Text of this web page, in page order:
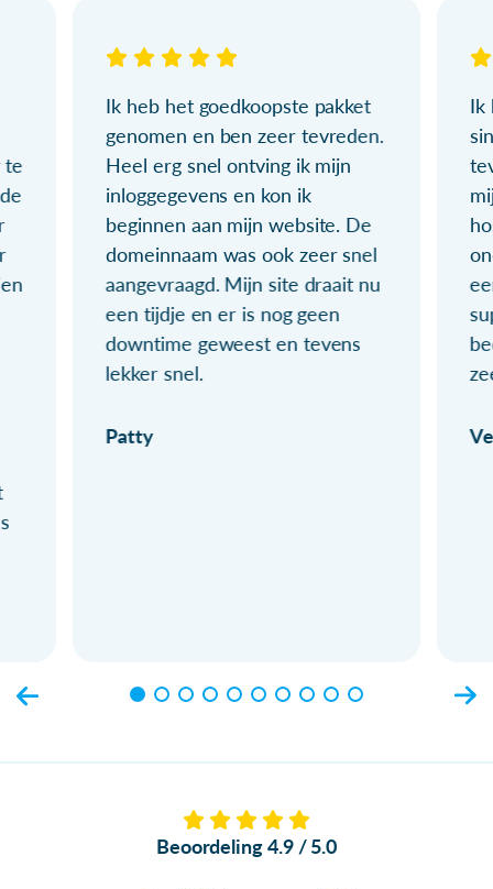
te
Ik heb het goedkoopste pakket
genomen en ben zeer tevreden.
Heel erg snel ontving ik mijn
inloggegevens en kon ik
beginnen aan mijn website. De
domeinnaam was ook zeer snel
aangevraagd. Mijn site draait nu
een tijdje en er is nog geen
downtime geweest en tevens
lekker snel.
Patty
Ik
Beoordeling 4.9 / 5.0